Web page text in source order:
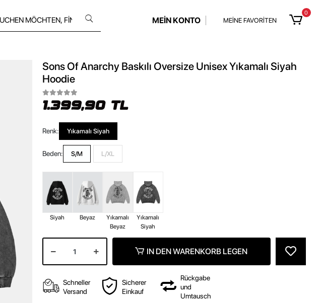
MEİN KONTO MEİNE FAVORİTEN
0
Sons Of Anarchy Baskılı Oversize Unisex Yıkamalı Siyah
Hoodie
1.399,90 TL
Renk: Yıkamalı Siyah
Beden: S/M L/XL
Siyah Beyaz
Yıkamalı
Beyaz
Yıkamalı
Siyah
IN DEN WARENKORB LEGEN
Schneller
Versand
Sicherer
Einkauf
Rückgabe
und
Umtausch